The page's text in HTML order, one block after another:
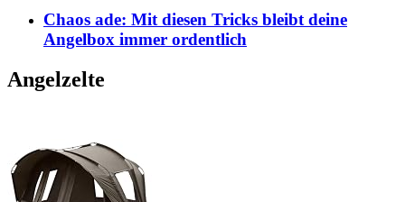
Chaos ade: Mit diesen Tricks bleibt deine
Angelbox immer ordentlich
Angelzelte